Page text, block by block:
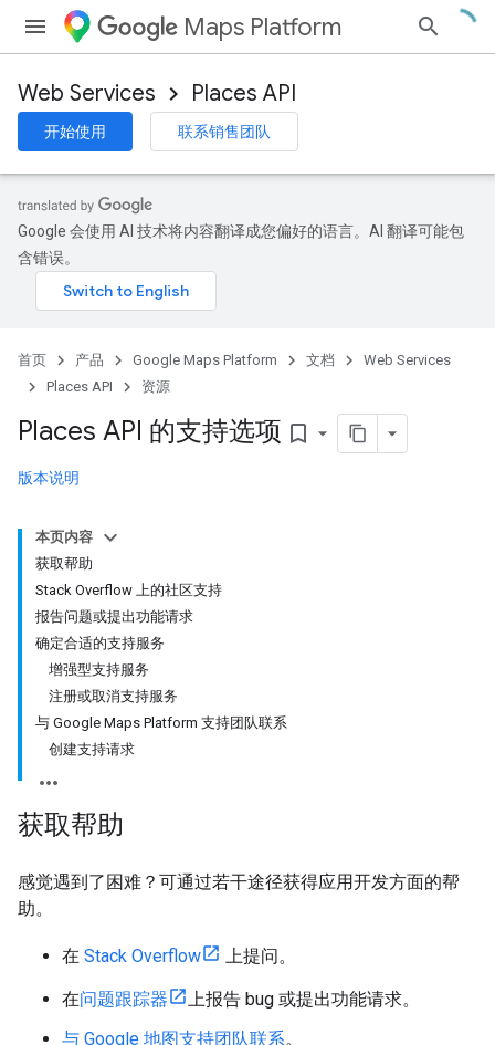
Maps Platform
Web Services Places API
开始使用 联系销售团队
Google 会使用 AI 技术将内容翻译成您偏好的语言。AI 翻译可能包
含错误。
首页 产品 Google Maps Platform 文档
Web Services
Places API
资源
Places API 的支持选项 bookmark_border
版本说明
本页内容
获取帮助
Stack Overflow 上的社区支持
报告问题或提出功能请求
确定合适的支持服务
增强型支持服务
注册或取消支持服务
与 Google Maps Platform 支持团队联系
创建支持请求
获取帮助
感觉遇到了困难？可通过若干途径获得应用开发方面的帮
助。
在 Stack Overflow 上提问。
在问题跟踪器
上报告 bug 或提出功能请求。
与 Google 地图支持团队联系。